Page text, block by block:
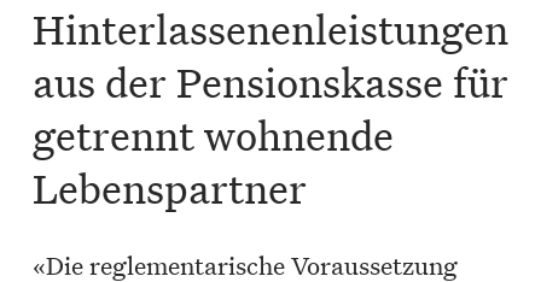
Hinterlassenenleistungen
aus der Pensionskasse für
getrennt wohnende
Lebenspartner
«Die reglementarische Voraussetzung